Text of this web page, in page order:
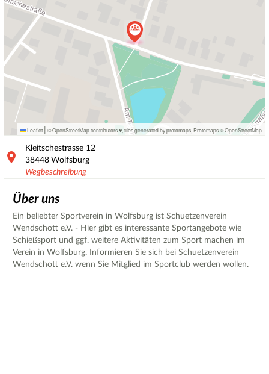
Leaflet | © OpenStreetMap contributors ♥, tiles generated by protomaps Protomaps©OpenStreetMap
Kleitschestrasse 12
38448 Wolfsburg
Wegbeschreibung
Über uns
Ein beliebter Sportverein in Wolfsburg ist Schuetzenverein
Wendschott e.V. - Hier gibt es interessante Sportangebote wie
Schießsport und ggf. weitere Aktivitäten zum Sport machen im
Verein in Wolfsburg. Informieren Sie sich bei Schuetzenverein
Wendschott e.V. wenn Sie Mitglied im Sportclub werden wollen.